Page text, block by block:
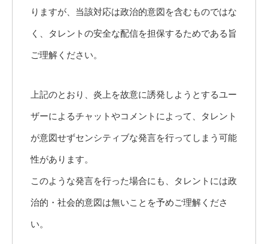
りますが、当該対応は政治的意図を含むものではな
く、タレントの安全な配信を担保するためである旨
ご理解ください。
上記のとおり、炎上を故意に誘発しようとするユー
ザーによるチャットやコメントによって、タレント
が意図せずセンシティブな発言を行ってしまう可能
性があります。
このような発言を行った場合にも、タレントには政
治的・社会的意図は無いことを予めご理解くださ
い。